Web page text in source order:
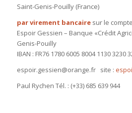
Saint-Genis-Pouilly (France)
par virement bancairesur le
Espoir Gessien – Banque «Crédit
Genis-Pouilly
IBAN : FR76 1780 6005 8004 1130 3230
espoir.gessien@orange.fr site :
Paul Rychen Tél. : (+33) 685 639 944